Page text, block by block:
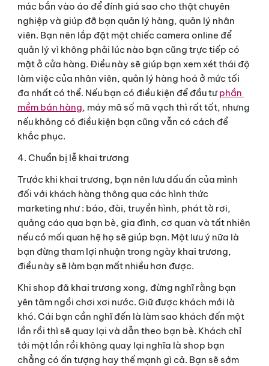
mác bắn vào áo để đính giá sao cho thật chuyên
nghiệp và giúp đỡ bạn quản lý hàng, quản lý nhân
viên. Bạn nên lắp đặt một chiếc camera online để
quản lý vì không phải lúc nào bạn cũng trực tiếp có
mặt ở cửa hàng. Điều này sẽ giúp bạn xem xét thái độ
làm việc của nhân viên, quản lý hàng hoá ở mức tối
đa nhất có thể. Nếu bạn có điều kiện để đầu tư phần
mềm bán hàng, máy mã số mã vạch thì rất tốt, nhưng
nếu không có điều kiện bạn cũng vẫn có cách để
khắc phục.
4. Chuẩn bị lễ khai trương
Trước khi khai trương, bạn nên lưu dấu ấn của mình
đối với khách hàng thông qua các hình thức
marketing như : báo, đài, truyền hình, phát tờ rơi,
quảng cáo qua bạn bè, gia đình, cơ quan và tất nhiên
nếu có mối quan hệ họ sẽ giúp bạn. Một lưu ý nữa là
bạn đừng tham lợi nhuận trong ngày khai trương,
điều này sẽ làm bạn mất nhiều hơn được.
Khi shop đã khai trương xong, đừng nghĩ rằng bạn
yên tâm ngồi chơi xơi nước. Giữ được khách mới là
khó. Cái bạn cần nghĩ đến là làm sao khách đến một
lần rồi thì sẽ quay lại và dẫn theo bạn bè. Khách chỉ
tới một lần rồi không quay lại nghĩa là shop bạn
chẳng có ấn tượng hay thế mạnh gì cả. Bạn sẽ sớm